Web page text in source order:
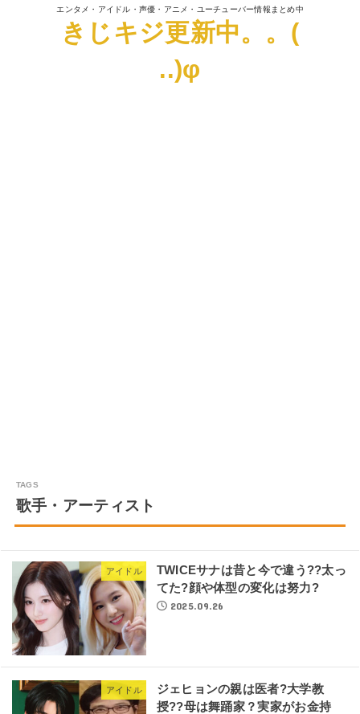
エンタメ・アイドル・声優・アニメ・ユーチューバー情報まとめ中
きじキジ更新中。。(
..)φ
歌手・アーティスト
アイドル
TWICEサナは昔と今で違う??太っ
てた?顔や体型の変化は努力?
2025.09.26
アイドル
ジェヒョンの親は医者?大学教
授??母は舞踊家？実家がお金持